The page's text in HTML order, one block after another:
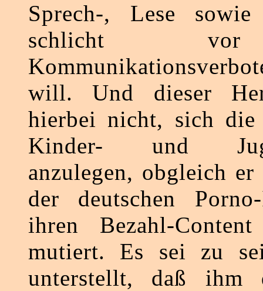
Sprech-, Lese
schlicht
will. Und dieser
hierbei nicht, sich
Kinder- und
anzulegen, obgleich
der deutschen
ihren Bezahl-
mutiert. Es sei zu
unterstellt, daß ihm